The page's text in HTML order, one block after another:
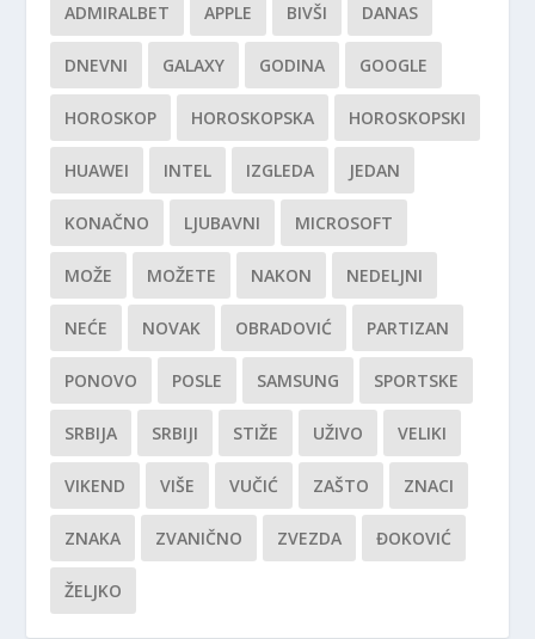
ADMIRALBET APPLE BIVŠI DANAS
DNEVNI GALAXY GODINA GOOGLE
HOROSKOP HOROSKOPSKA HOROSKOPSKI
HUAWEI INTEL IZGLEDA JEDAN
KONAČNO LJUBAVNI MICROSOFT
MOŽE MOŽETE NAKON NEDELJNI
NEĆE NOVAK OBRADOVIĆ PARTIZAN
PONOVO POSLE SAMSUNG SPORTSKE
SRBIJA SRBIJI STIŽE UŽIVO VELIKI
VIKEND VIŠE VUČIĆ ZAŠTO ZNACI
ZNAKA ZVANIČNO ZVEZDA ĐOKOVIĆ
ŽELJKO